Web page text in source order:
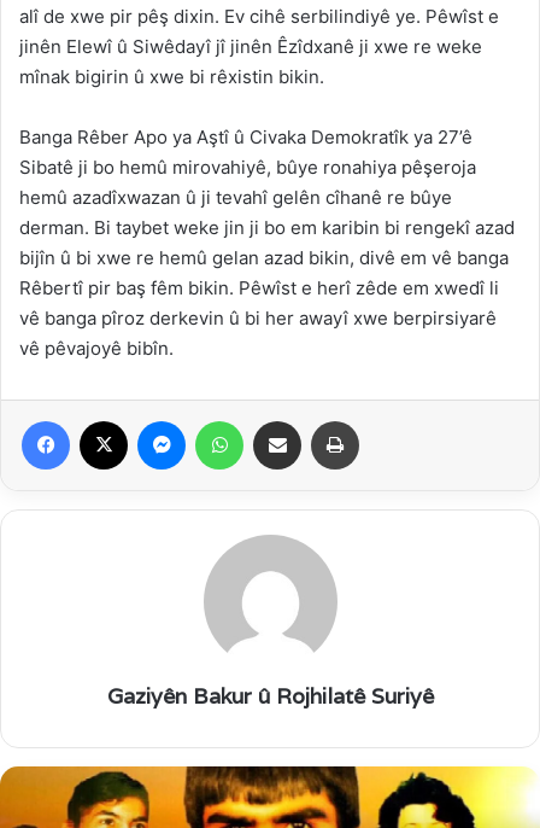
alî de xwe pir pêş dixin. Ev cihê serbilindiyê ye. Pêwîst e
jinên Elewî û Siwêdayî jî jinên Êzîdxanê ji xwe re weke
mînak bigirin û xwe bi rêxistin bikin.
Banga Rêber Apo ya Aştî û Civaka Demokratîk ya 27’ê
Sibatê ji bo hemû mirovahiyê, bûye ronahiya pêşeroja
hemû azadîxwazan û ji tevahî gelên cîhanê re bûye
derman. Bi taybet weke jin ji bo em karibin bi rengekî azad
bijîn û bi xwe re hemû gelan azad bikin, divê em vê banga
Rêbertî pir baş fêm bikin. Pêwîst e herî zêde em xwedî li
vê banga pîroz derkevin û bi her awayî xwe berpirsiyarê
vê pêvajoyê bibîn.
Facebook MessengerWhatsAppParvekirin
Gaziyên Bakur û Rojhilatê Suriyê